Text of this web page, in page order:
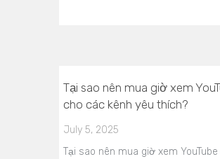
Tại sao nên mua giờ xem
cho các kênh yêu thích?
July 5, 2025
Tại sao nên mua giờ xem